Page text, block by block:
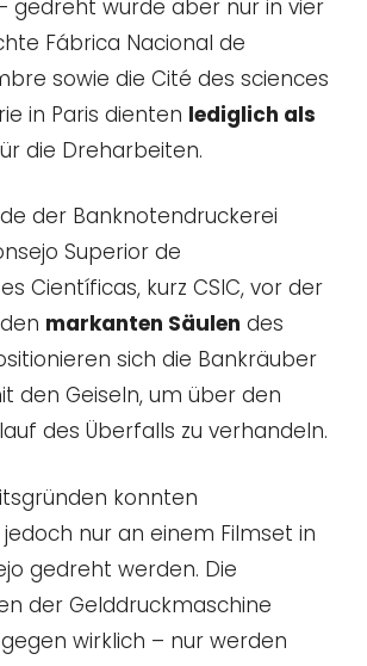
gedreht wurde aber nur in vier
Fábrica Nacional de
sowie die Cité des sciences
in Paris dienten lediglich als
die Dreharbeiten.
der Banknotendruckerei
Superior de
Científicas, kurz CSIC, vor der
markanten Säulen des
sich die Bankräuber
den Geiseln, um über den
des Überfalls zu verhandeln.
konnten
nur an einem Filmset in
gedreht werden. Die
der Gelddruckmaschine
wirklich – nur werden